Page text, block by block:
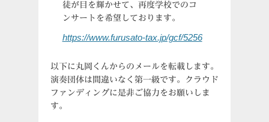
徒が目を輝かせて、再度学校でのコ
ンサートを希望しております。
https://www.furusato-tax.jp/gcf/5256
以下に丸岡くんからのメールを転載します。
演奏団体は間違いなく第一級です。クラウド
ファンディングに是非ご協力をお願いしま
す。